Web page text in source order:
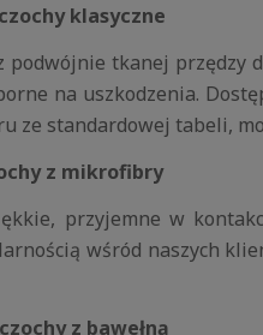
klasyczne
podwójnie tkanej przędzy
na uszkodzenia.
ze standardowej tabeli,
z mikrofibry
przyjemne w
wśród naszych
z bawełną